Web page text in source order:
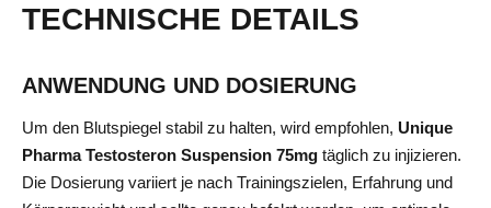
TECHNISCHE DETAILS
ANWENDUNG UND DOSIERUNG
Um den Blutspiegel stabil zu halten, wird empfohlen, Unique
Pharma Testosteron Suspension 75mg täglich zu injizieren.
Die Dosierung variiert je nach Trainingszielen, Erfahrung und